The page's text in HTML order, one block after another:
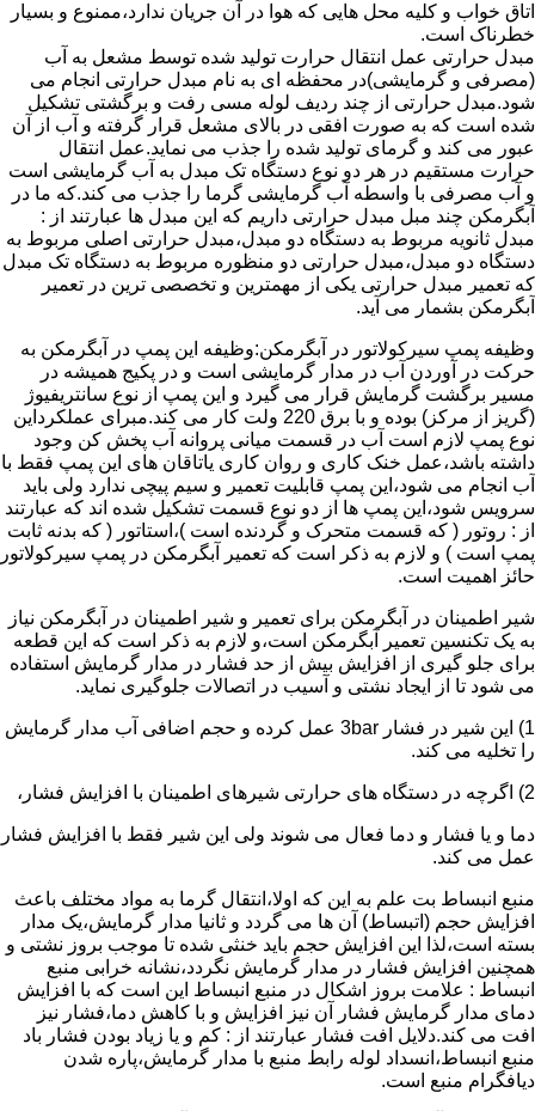
اتاق خواب و کلیه محل هایی که هوا در آن جریان ندارد،ممنوع و بسیار
خطرناک است.
مبدل حرارتی عمل انتقال حرارت تولید شده توسط مشعل به آب
(مصرفی و گرمایشی)در محفظه ای به نام مبدل حرارتی انجام می
شود.مبدل حرارتی از چند ردیف لوله مسی رفت و برگشتی تشکیل
شده است که به صورت افقی در بالای مشعل قرار گرفته و آب از آن
عبور می کند و گرمای تولید شده را جذب می نماید.عمل انتقال
حرارت مستقیم در هر دو نوع دستگاه تک مبدل به آب گرمایشی است
و آب مصرفی با واسطه آب گرمایشی گرما را جذب می کند.که ما در
آبگرمکن چند مبل مبدل حرارتی داریم که این مبدل ها عبارتند از :
مبدل ثانویه مربوط به دستگاه دو مبدل،مبدل حرارتی اصلی مربوط به
دستگاه دو مبدل،مبدل حرارتی دو منظوره مربوط به دستگاه تک مبدل
که تعمیر مبدل حرارتی یکی از مهمترین و تخصصی ترین در تعمیر
آبگرمکن بشمار می آید.
وظیفه پمپ سیرکولاتور در آبگرمکن:وظیفه این پمپ در آبگرمکن به
حرکت در آوردن آب در مدار گرمایشی است و در پکیج همیشه در
مسیر برگشت گرمایش قرار می گیرد و این پمپ از نوع سانتریفیوژ
(گریز از مرکز) بوده و با برق 220 ولت کار می کند.مبرای عملکرداین
نوع پمپ لازم است آب در قسمت میانی پروانه آب پخش کن وجود
داشته باشد،عمل خنک کاری و روان کاری یاتاقان های این پمپ فقط با
آب انجام می شود،این پمپ قابلیت تعمیر و سیم پیچی ندارد ولی باید
سرویس شود،این پمپ ها از دو نوع قسمت تشکیل شده اند که عبارتند
از : روتور ( که قسمت متحرک و گردنده است )،استاتور ( که بدنه ثابت
پمپ است ) و لازم به ذکر است که تعمیر آبگرمکن در پمپ سیرکولاتور
حائز اهمیت است.
شیر اطمینان در آبگرمکن برای تعمیر و شیر اطمینان در آبگرمکن نیاز
به یک تکنسین تعمیر آبگرمکن است،و لازم به ذکر است که این قطعه
برای جلو گیری از افزایش بیش از حد فشار در مدار گرمایش استفاده
می شود تا از ایجاد نشتی و آسیب در اتصالات جلوگیری نماید.
1) این شیر در فشار 3bar عمل کرده و حجم اضافی آب مدار گرمایش
را تخلیه می کند.
2) اگرچه در دستگاه های حرارتی شیرهای اطمینان با افزایش فشار،
دما و یا فشار و دما فعال می شوند ولی این شیر فقط با افزایش فشار
عمل می کند.
منبع انبساط بت علم به این که اولا،انتقال گرما به مواد مختلف باعث
افزایش حجم (اتبساط) آن ها می گردد و ثانیا مدار گرمایش،یک مدار
بسته است،لذا این افزایش حجم باید خنثی شده تا موجب بروز نشتی و
همچنین افزایش فشار در مدار گرمایش نگردد،نشانه خرابی منبع
انبساط : علامت بروز اشکال در منبع انبساط این است که با افزایش
دمای مدار گرمایش فشار آن نیز افزایش و با کاهش دما،فشار نیز
افت می کند.دلایل افت فشار عبارتند از : کم و یا زیاد بودن فشار باد
منبع انبساط،انسداد لوله رابط منبع با مدار گرمایش،پاره شدن
دیافگرام منبع است.